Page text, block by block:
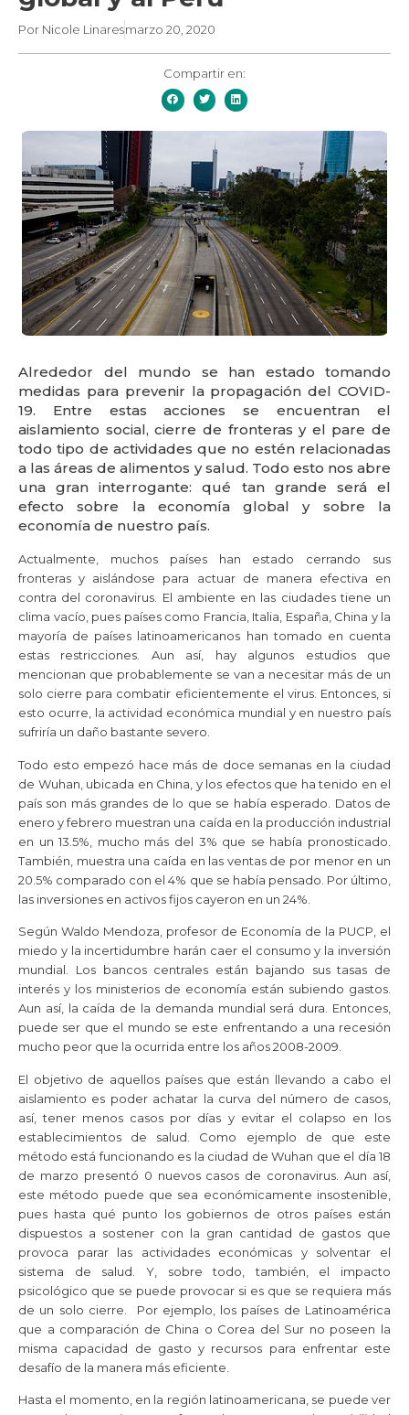
Por Nicole Linaresmarzo 20, 2020
Compartir en:
Alrededor del mundo se han estado tomando
medidas para prevenir la propagación del COVID-
19. Entre estas acciones se encuentran el
aislamiento social, cierre de fronteras y el pare de
todo tipo de actividades que no estén relacionadas
a las áreas de alimentos y salud. Todo esto nos abre
una gran interrogante: qué tan grande será el
efecto sobre la economía global y sobre la
economía de nuestro país.
Actualmente, muchos países han estado cerrando sus
fronteras y aislándose para actuar de manera efectiva en
contra del coronavirus. El ambiente en las ciudades tiene un
clima vacío, pues países como Francia, Italia, España, China y la
mayoría de países latinoamericanos han tomado en cuenta
estas restricciones. Aun así, hay algunos estudios que
mencionan que probablemente se van a necesitar más de un
solo cierre para combatir eficientemente el virus. Entonces, si
esto ocurre, la actividad económica mundial y en nuestro país
sufriría un daño bastante severo.
Todo esto empezó hace más de doce semanas en la ciudad
de Wuhan, ubicada en China, y los efectos que ha tenido en el
país son más grandes de lo que se había esperado. Datos de
enero y febrero muestran una caída en la producción industrial
en un 13.5%, mucho más del 3% que se había pronosticado.
También, muestra una caída en las ventas de por menor en un
20.5% comparado con el 4% que se había pensado. Por último,
las inversiones en activos fijos cayeron en un 24%.
Según Waldo Mendoza, profesor de Economía de la PUCP, el
miedo y la incertidumbre harán caer el consumo y la inversión
mundial. Los bancos centrales están bajando sus tasas de
interés y los ministerios de economía están subiendo gastos.
Aun así, la caída de la demanda mundial será dura. Entonces,
puede ser que el mundo se este enfrentando a una recesión
mucho peor que la ocurrida entre los años 2008-2009.
El objetivo de aquellos países que están llevando a cabo el
aislamiento es poder achatar la curva del número de casos,
así, tener menos casos por días y evitar el colapso en los
establecimientos de salud. Como ejemplo de que este
método está funcionando es la ciudad de Wuhan que el día 18
de marzo presentó 0 nuevos casos de coronavirus. Aun así,
este método puede que sea económicamente insostenible,
pues hasta qué punto los gobiernos de otros países están
dispuestos a sostener con la gran cantidad de gastos que
provoca parar las actividades económicas y solventar el
sistema de salud. Y, sobre todo, también, el impacto
psicológico que se puede provocar si es que se requiera más
de un solo cierre. Por ejemplo, los países de Latinoamérica
que a comparación de China o Corea del Sur no poseen la
misma capacidad de gasto y recursos para enfrentar este
desafío de la manera más eficiente.
Hasta el momento, en la región latinoamericana, se puede ver